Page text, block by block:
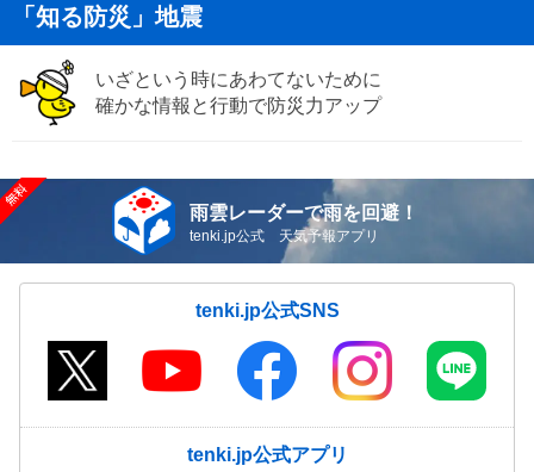
「知る防災」地震
いざという時にあわてないために
確かな情報と行動で防災力アップ
雨雲レーダーで雨を回避！
tenki.jp公式 天気予報アプリ
tenki.jp公式SNS
tenki.jp公式アプリ